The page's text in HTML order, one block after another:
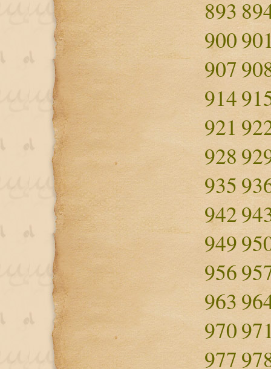
893
900
907
914
921
928
935
942
949
956
963
970
977